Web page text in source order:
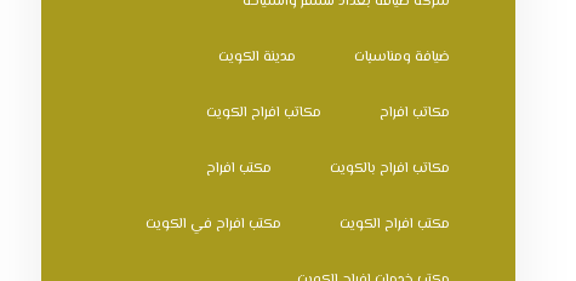
ضيافة ومناسبات مدينة الكويت
مكاتب افراح مكاتب افراح الكويت
مكاتب افراح بالكويت مكتب افراح
مكتب افراح الكويت مكتب افراح في الكويت